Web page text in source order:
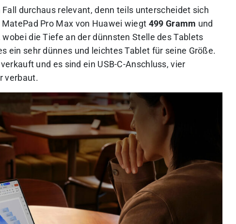
Fall durchaus relevant, denn teils unterscheidet sich
Pro Max von Huawei wiegt 499 Gramm und
wobei die Tiefe an der dünnsten Stelle des Tablets
ein sehr dünnes und leichtes Tablet für seine Größe.
und es sind ein USB-C-Anschluss, vier
verbaut.